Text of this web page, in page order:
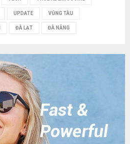
UPDATE VŨNG TÀU
ĐÀ LẠT ĐÀ NẴNG